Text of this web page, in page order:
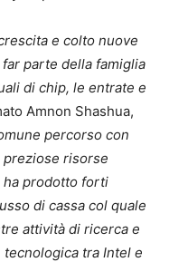
e colto nuove
parte della famiglia
di chip, le entrate e
Amnon Shashua,
percorso con
risorse
ha prodotto forti
di cassa col quale
attività di ricerca e
tra Intel e